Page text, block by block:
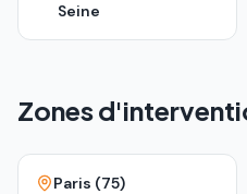
Seine
Zones
Paris (75)